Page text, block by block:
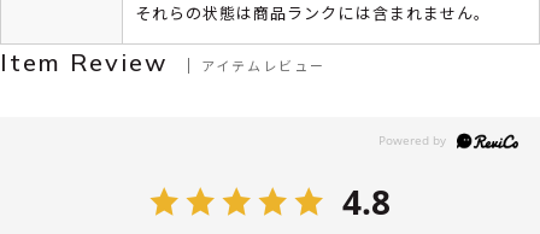
それらの状態は商品ランクには含まれません。
Item Review アイテムレビュー
4.8